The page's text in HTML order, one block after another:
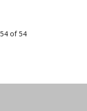
of 54